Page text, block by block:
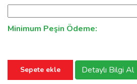
Minimum Peşin Ödeme:
Sepete ekle Detaylı Bilgi Al